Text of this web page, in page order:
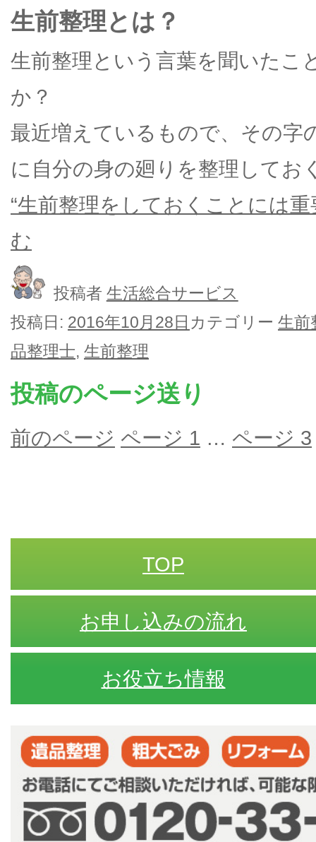
生前整理とは？
生前整理という言葉を聞いたこ
か？
最近増えているもので、その字
に自分の身の廻りを整理してお
“生前整理をしておくことには
む
投稿者 生活総合サービス
投稿日: 2016年10月28日 カテゴリー 生前
品整理士, 生前整理
投稿のページ送り
前のページ ページ 1 … ページ 3
TOP
お申し込みの流れ
お役立ち情報